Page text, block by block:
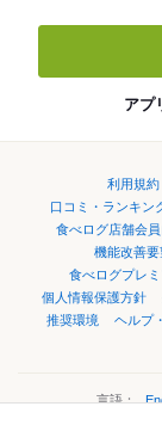
アプ
利用規約
口コミ・ランキン
食べログ店舗会
機能改善要
食べログプレ
個人情報保護方針
推奨環境
ヘルプ
言語：